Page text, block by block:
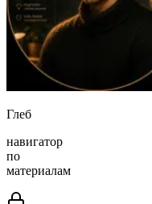
Глеб
навигатор
по
материалам